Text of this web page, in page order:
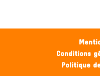
Conditions
Politique